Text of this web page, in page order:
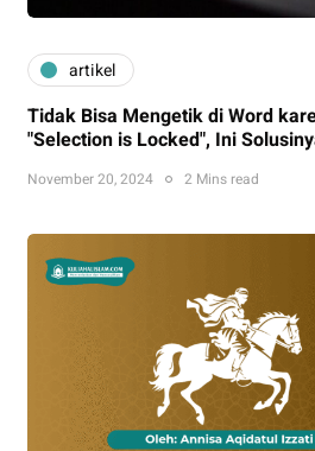
artikel
Tidak Bisa Mengetik di Word
"Selection is Locked", Ini
November 20, 2024 2 Mins read